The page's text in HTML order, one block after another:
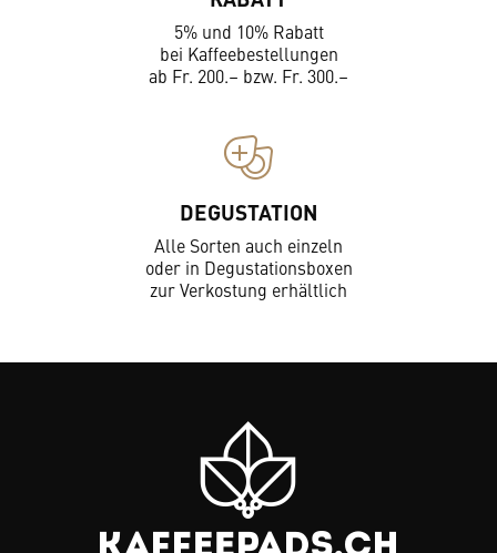
5% und 10% Rabatt
bei Kaffeebestellungen
ab Fr. 200.– bzw. Fr. 300.–
DEGUSTATION
Alle Sorten auch einzeln
oder in Degustationsboxen
zur Verkostung erhältlich